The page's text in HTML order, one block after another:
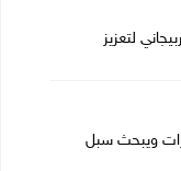
لتعزيز
ويبحث سبل